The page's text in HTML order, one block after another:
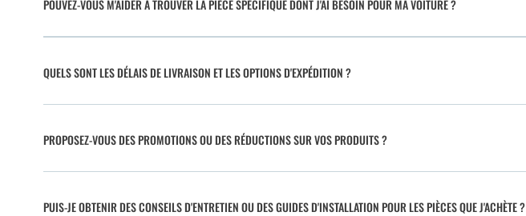
POUVEZ-VOUS M'AIDER À TROUVER LA PIÈCE SPÉCIFIQUE DONT J'AI BESOIN POUR MA VOITURE ?
QUELS SONT LES DÉLAIS DE LIVRAISON ET LES OPTIONS D'EXPÉDITION ?
PROPOSEZ-VOUS DES PROMOTIONS OU DES RÉDUCTIONS SUR VOS PRODUITS ?
PUIS-JE OBTENIR DES CONSEILS D'ENTRETIEN OU DES GUIDES D'INSTALLATION POUR LES PIÈCES QUE J'ACHÈTE ?